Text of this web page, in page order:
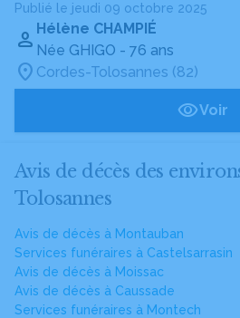
Publié le jeudi 09 octobre 2025
Hélène CHAMPIÉ
Née GHIGO - 76 ans
Cordes-Tolosannes (82)
Voir
Avis de décès des
Tolosannes
Avis de décès à Montauban
Services funéraires à Castelsarrasin
Avis de décès à Moissac
Avis de décès à Caussade
Services funéraires à Montech